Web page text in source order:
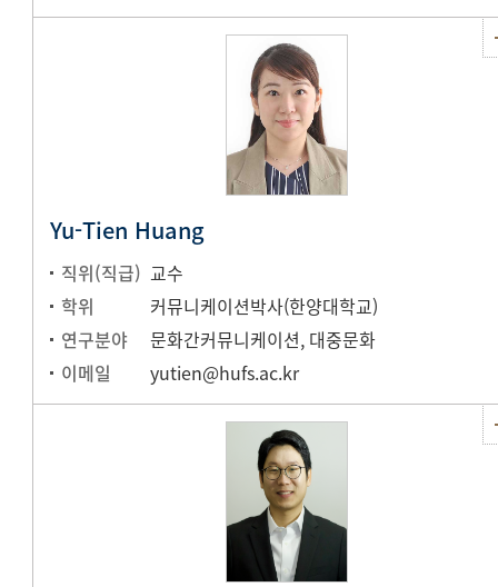
Yu-Tien Huang
직위(직급) 교수
학위
커뮤니케이션박사(한양대학교)
연구분야
문화간커뮤니케이션, 대중문화
이메일
yutien@hufs.ac.kr